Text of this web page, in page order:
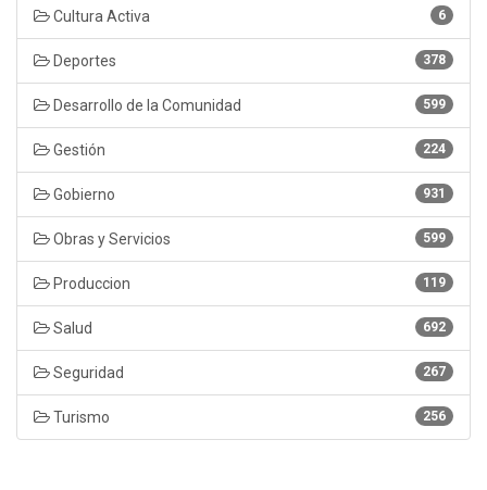
6
Cultura Activa
378
Deportes
599
Desarrollo de la Comunidad
224
Gestión
931
Gobierno
599
Obras y Servicios
119
Produccion
692
Salud
267
Seguridad
256
Turismo